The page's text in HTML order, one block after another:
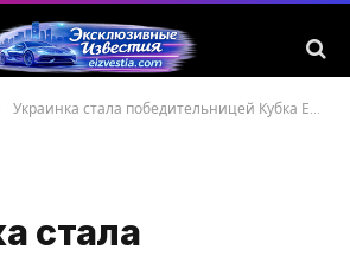
Украинка стала победительницей Кубка Европы по фристайлу
стала